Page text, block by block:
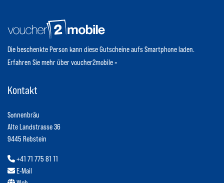
Die beschenkte Person kann diese Gutscheine aufs Smartphone laden.
Erfahren Sie mehr über voucher2mobile »
Kontakt
Sonnenbräu
Alte Landstrasse 36
9445 Rebstein
+41 71 775 81 11
E-Mail